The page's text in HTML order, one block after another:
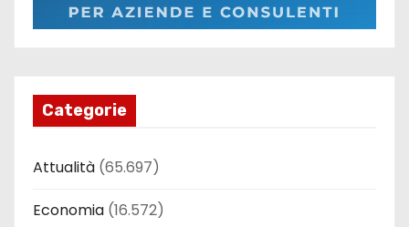
Categorie
Attualità (65.697)
Economia (16.572)